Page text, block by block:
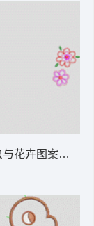
刺绣昆虫与